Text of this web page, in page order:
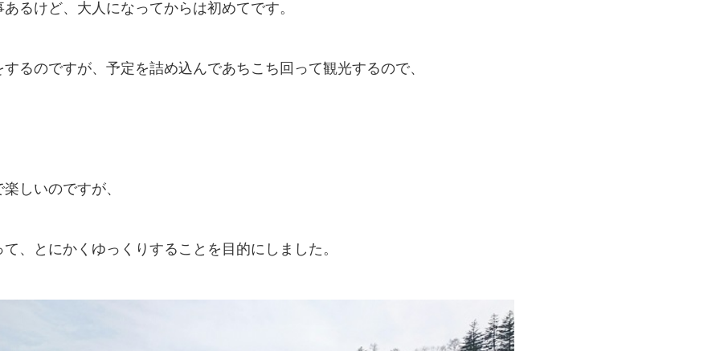
るけど、大人になってからは初めてです。
るのですが、予定を詰め込んであちこち回って観光するので、
しいのですが、
、とにかくゆっくりすることを目的にしました。